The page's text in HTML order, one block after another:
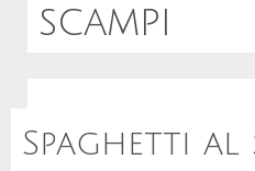
scampi
Spaghetti al